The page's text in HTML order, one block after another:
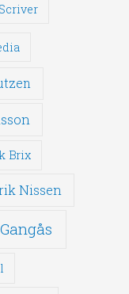
Brix
Nissen